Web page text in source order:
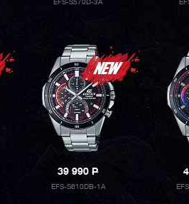
EFS-S570D-3A
39 990P
EFS-S610DB-1A